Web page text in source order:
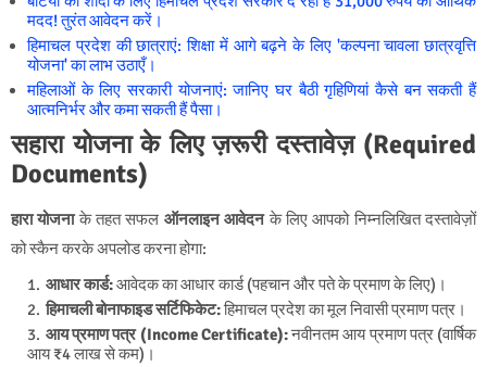
मदद! तुरंत आवेदन करें।
हिमाचल प्रदेश की छात्राएं: शिक्षा में आगे बढ़ने के लिए 'कल्पना चावला छात्रवृत्ति
योजना' का लाभ उठाएँ।
महिलाओं के लिए सरकारी योजनाएं: जानिए घर बैठी गृहिणियां कैसे बन सकती हैं
आत्मनिर्भर और कमा सकती हैं पैसा।
सहारा योजना के लिए ज़रूरी दस्तावेज़ (Required
Documents)
हारा योजनाके तहत सफल ऑनलाइन आवेदनके लिए आपको निम्नलिखित दस्तावेज़ों
को स्कैन करके अपलोड करना होगा:
आधार कार्ड:आवेदक का आधार कार्ड (पहचान और पते के प्रमाण के लिए)।
हिमाचली बोनाफाइड सर्टिफिकेट:हिमाचल प्रदेश का मूल निवासी प्रमाण पत्र।
आय प्रमाण पत्र (Income Certificate):नवीनतम आय प्रमाण पत्र (वार्षिक
आय ₹4 लाख से कम)।